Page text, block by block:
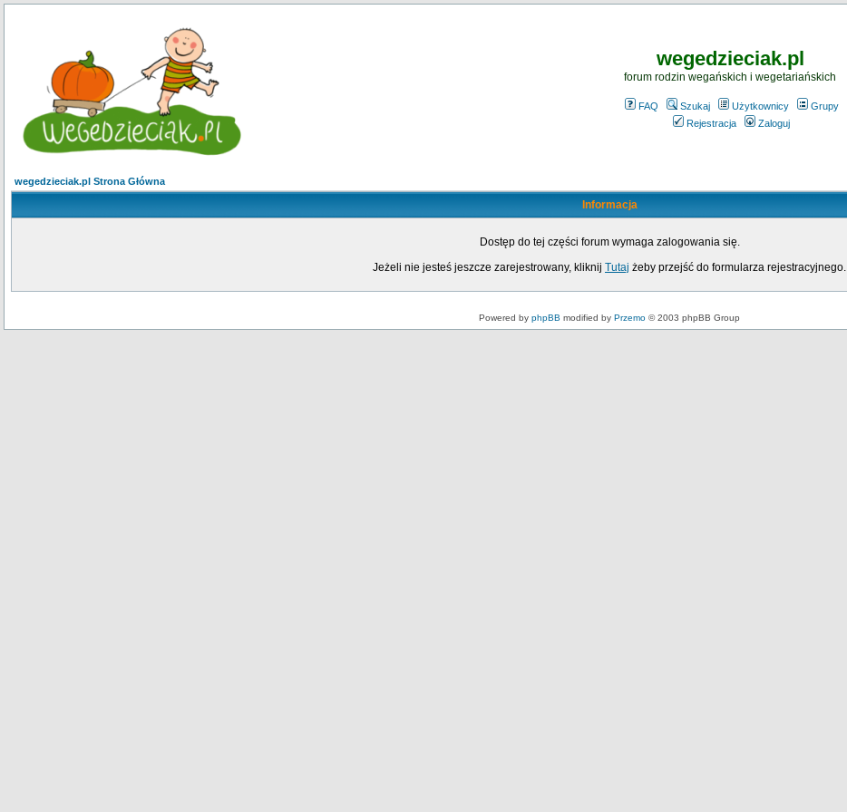
wegedzieciak.pl
forum rodzin wegańskich i wegetariańskich
FAQ Szukaj Użytkownicy
Grupy
Rejestracja
Zaloguj
wegedzieciak.pl Strona Główna
Informacja
Dostęp do tej części forum wymaga zalogowania się.
Jeżeli nie jesteś jeszcze zarejestrowany, kliknij Tutaj żeby przejść do formularza rejestracyjnego.
Powered by phpBB modified by Przemo © 2003 phpBB Group